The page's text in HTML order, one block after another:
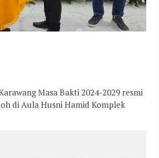
Masa Bakti 2024-2029 resmi
di Aula Husni Hamid Komplek